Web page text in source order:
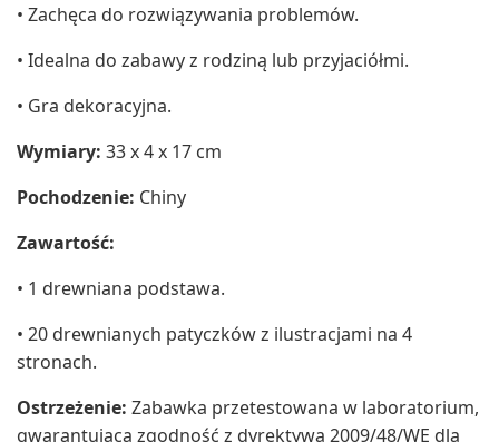
• Zachęca do rozwiązywania problemów.
• Idealna do zabawy z rodziną lub przyjaciółmi.
• Gra dekoracyjna.
Wymiary: 33 x 4 x 17 cm
Pochodzenie: Chiny
Zawartość:
• 1 drewniana podstawa.
• 20 drewnianych patyczków z ilustracjami na 4
stronach.
Ostrzeżenie: Zabawka przetestowana w laboratorium,
gwarantująca zgodność z dyrektywą 2009/48/WE dla